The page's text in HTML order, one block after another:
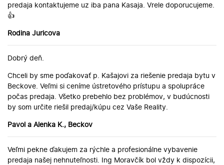
predaja kontaktujeme uz iba pana Kasaja. Vrele doporucujeme.
👍
Rodina Juricova
Dobrý deň.
Chceli by sme poďakovať p. Kašajovi za riešenie predaja bytu v
Beckove. Veľmi si ceníme ústretového prístupu a spolupráce
počas predaja. Všetko prebehlo bez problémov, v budúcnosti
by som určite riešil predaj/kúpu cez Vaše Reality.
Pavol a Alenka K., Beckov
Veľmi pekne ďakujem za rýchle a profesionálne vybavenie
predaja našej nehnuteľnosti. Ing Moravčík bol vždy k dispozícii,